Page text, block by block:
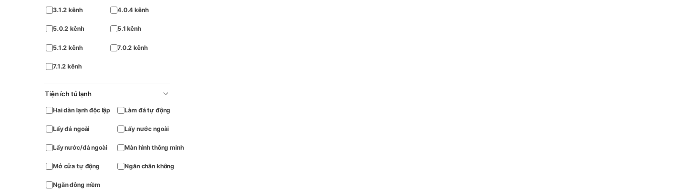
3.1.2 kênh 4.0.4 kênh
5.0.2 kênh 5.1 kênh
5.1.2 kênh 7.0.2 kênh
7.1.2 kênh
Tiện ích tủ lạnh
Hai dàn lạnh độc lập Làm đá tự động
Lấy đá ngoài Lấy nước ngoài
Lấy nước/đá ngoài Màn hình thông minh
Mở cửa tự động Ngăn chân không
Ngăn đông mềm